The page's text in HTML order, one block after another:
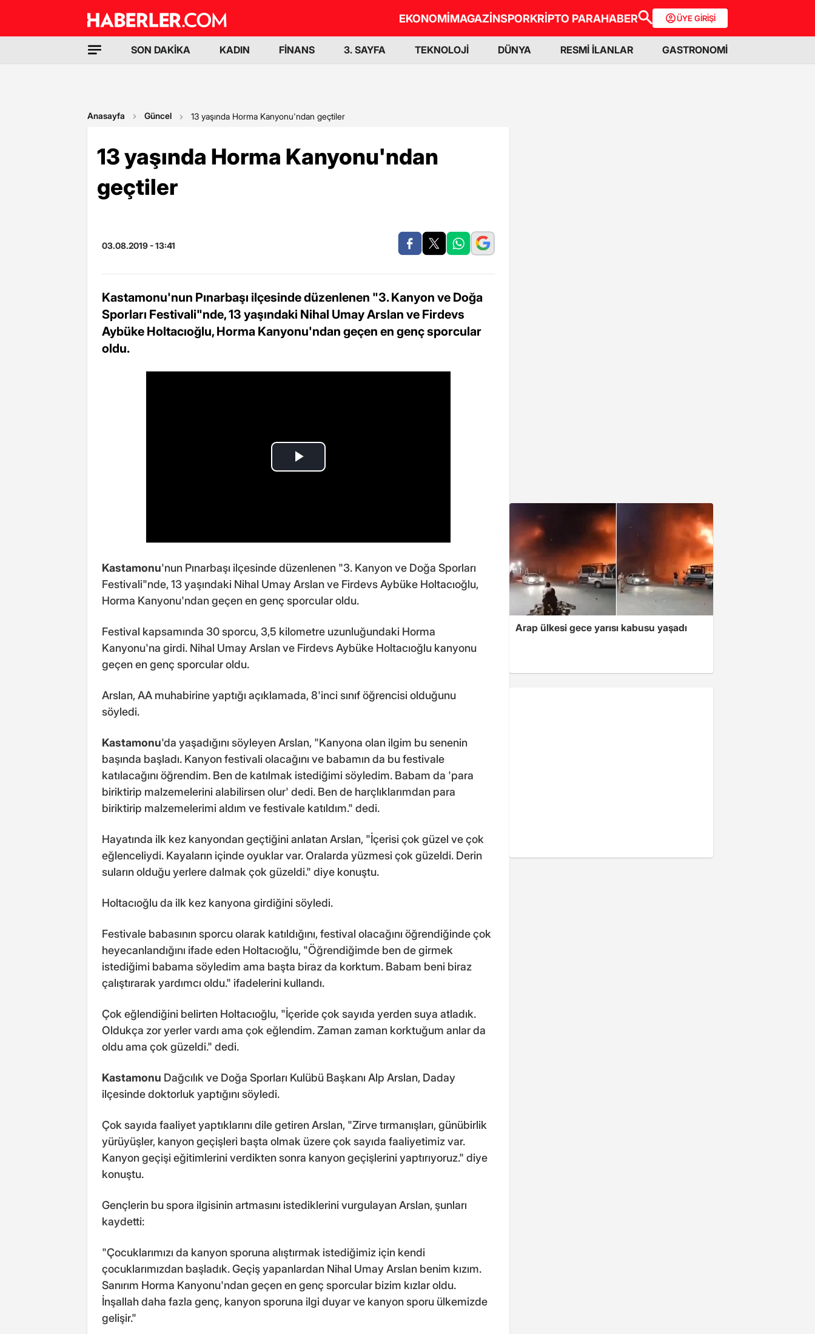
EKONOMİMAGAZİNSPORKRİPTO PARAHABER ÜYE GİRİŞİ
SON DAKİKA KADIN FİNANS 3. SAYFA TEKNOLOJİ DÜNYA RESMİ İLANLAR GASTRONOMİ
Anasayfa Güncel 13 yaşında Horma Kanyonu'ndan geçtiler
13 yaşında Horma Kanyonu'ndan
geçtiler
03.08.2019 - 13:41
Kastamonu'nun Pınarbaşı ilçesinde düzenlenen "3. Kanyon ve Doğa
Sporları Festivali"nde, 13 yaşındaki Nihal Umay Arslan ve Firdevs
Aybüke Holtacıoğlu, Horma Kanyonu'ndan geçen en genç sporcular
oldu.
Kastamonu'nun Pınarbaşı ilçesinde düzenlenen "3. Kanyon ve Doğa Sporları
Festivali"nde, 13 yaşındaki Nihal Umay Arslan ve Firdevs Aybüke Holtacıoğlu,
Horma Kanyonu'ndan geçen en genç sporcular oldu.
Festival kapsamında 30 sporcu, 3,5 kilometre uzunluğundaki Horma
Kanyonu'na girdi. Nihal Umay Arslan ve Firdevs Aybüke Holtacıoğlu kanyonu
geçen en genç sporcular oldu.
Arslan, AA muhabirine yaptığı açıklamada, 8'inci sınıf öğrencisi olduğunu
söyledi.
Kastamonu'da yaşadığını söyleyen Arslan, "Kanyona olan ilgim bu senenin
başında başladı. Kanyon festivali olacağını ve babamın da bu festivale
katılacağını öğrendim. Ben de katılmak istediğimi söyledim. Babam da 'para
biriktirip malzemelerini alabilirsen olur' dedi. Ben de harçlıklarımdan para
biriktirip malzemelerimi aldım ve festivale katıldım." dedi.
Hayatında ilk kez kanyondan geçtiğini anlatan Arslan, "İçerisi çok güzel ve çok
eğlenceliydi. Kayaların içinde oyuklar var. Oralarda yüzmesi çok güzeldi. Derin
suların olduğu yerlere dalmak çok güzeldi." diye konuştu.
Holtacıoğlu da ilk kez kanyona girdiğini söyledi.
Festivale babasının sporcu olarak katıldığını, festival olacağını öğrendiğinde çok
heyecanlandığını ifade eden Holtacıoğlu, "Öğrendiğimde ben de girmek
istediğimi babama söyledim ama başta biraz da korktum. Babam beni biraz
çalıştırarak yardımcı oldu." ifadelerini kullandı.
Çok eğlendiğini belirten Holtacıoğlu, "İçeride çok sayıda yerden suya atladık.
Oldukça zor yerler vardı ama çok eğlendim. Zaman zaman korktuğum anlar da
oldu ama çok güzeldi." dedi.
Kastamonu Dağcılık ve Doğa Sporları Kulübü Başkanı Alp Arslan, Daday
ilçesinde doktorluk yaptığını söyledi.
Çok sayıda faaliyet yaptıklarını dile getiren Arslan, "Zirve tırmanışları, günübirlik
yürüyüşler, kanyon geçişleri başta olmak üzere çok sayıda faaliyetimiz var.
Kanyon geçişi eğitimlerini verdikten sonra kanyon geçişlerini yaptırıyoruz." diye
konuştu.
Gençlerin bu spora ilgisinin artmasını istediklerini vurgulayan Arslan, şunları
kaydetti:
"Çocuklarımızı da kanyon sporuna alıştırmak istediğimiz için kendi
çocuklarımızdan başladık. Geçiş yapanlardan Nihal Umay Arslan benim kızım.
Sanırım Horma Kanyonu'ndan geçen en genç sporcular bizim kızlar oldu.
İnşallah daha fazla genç, kanyon sporuna ilgi duyar ve kanyon sporu ülkemizde
gelişir."
Arap ülkesi gece yarısı kabusu yaşadı